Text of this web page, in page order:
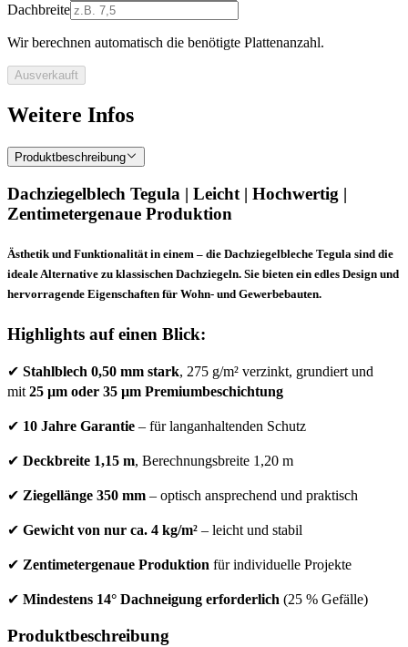
Dachbreite
Wir berechnen automatisch die benötigte Plattenanzahl.
Ausverkauft
Weitere Infos
Produktbeschreibung
Dachziegelblech Tegula | Leicht | Hochwertig |
Zentimetergenaue Produktion
Ästhetik und Funktionalität in einem – die Dachziegelbleche Tegula sind die
ideale Alternative zu klassischen Dachziegeln. Sie bieten ein edles Design und
hervorragende Eigenschaften für Wohn- und Gewerbebauten.
Highlights auf einen Blick:
✔ Stahlblech 0,50 mm stark, 275 g/m² verzinkt, grundiert und
mit 25 µm oder 35 µm Premiumbeschichtung
✔ 10 Jahre Garantie – für langanhaltenden Schutz
✔ Deckbreite 1,15 m, Berechnungsbreite 1,20 m
✔ Ziegellänge 350 mm – optisch ansprechend und praktisch
✔ Gewicht von nur ca. 4 kg/m² – leicht und stabil
✔ Zentimetergenaue Produktion für individuelle Projekte
✔ Mindestens 14° Dachneigung erforderlich (25 % Gefälle)
Produktbeschreibung